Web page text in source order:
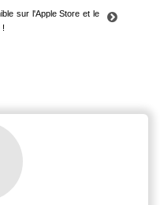
sur l'Apple Store et le
!